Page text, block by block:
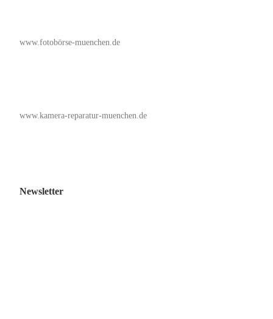
www.fotobörse-muenchen.de
www.kamera-reparatur-muenchen.de
Newsletter